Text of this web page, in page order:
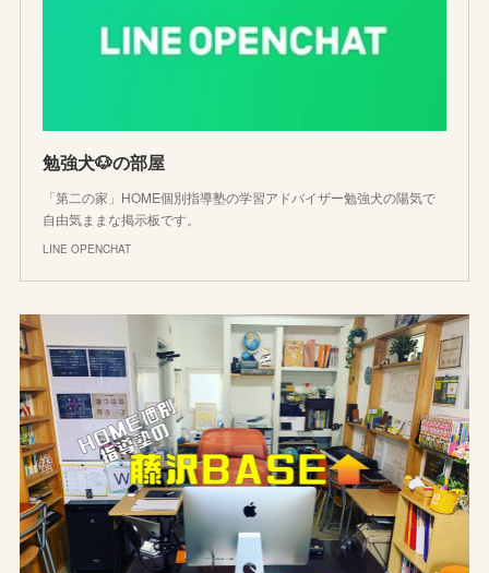
勉強犬🐶の部屋
「第二の家」HOME個別指導塾の学習アドバイザー勉強犬の陽気で
自由気ままな掲示板です。
LINE OPENCHAT